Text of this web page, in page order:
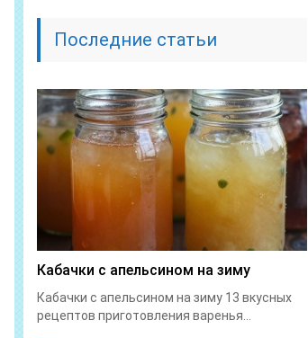
Последние статьи
Кабачки с апельсином на зиму
Кабачки с апельсином на зиму 13 вкусных
рецептов приготовления варенья...